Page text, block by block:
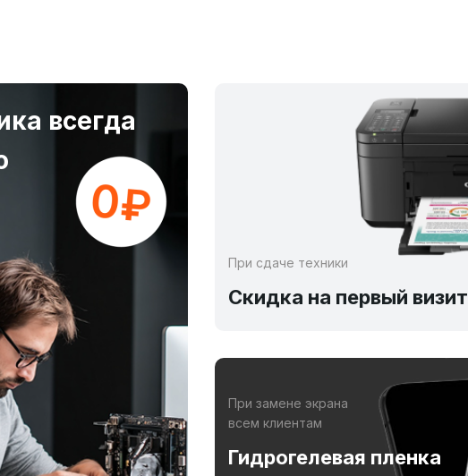
всегда
При сдаче техники
Скидка на первый визит
При замене экрана
всем клиентам
Гидрогелевая пленка